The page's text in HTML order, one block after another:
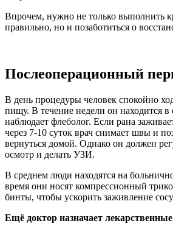
Впрочем, нужно не только выполнить
правильно, но и позаботиться о
Послеоперационный
В день процедуры человек спокойно
пищу. В течение недели он находится в
наблюдает флеболог. Если рана
через 7-10 суток врач снимает швы и
вернуться домой. Однако он должен
осмотр и делать УЗИ.
В среднем люди находятся на
время они носят компрессионный
бинты, чтобы ускорить заживление
Ещё доктор назначает